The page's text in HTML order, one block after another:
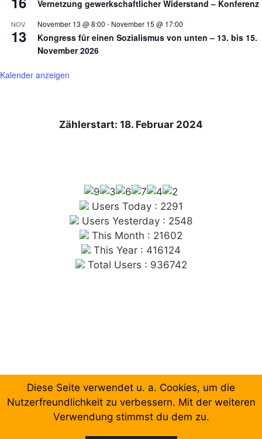
Vernetzung gewerkschaftlicher Widerstand – Konferenz
NOV.
13
November 13 @ 8:00 - November 15 @ 17:00
Kongress für einen Sozialismus von unten – 13. bis 15.
November 2026
Kalender anzeigen
Zählerstart: 18. Februar 2024
Users Today : 2291
Users Yesterday : 2548
This Month : 21602
This Year : 416124
Total Users : 936742
Chronologische Aufzählung der Beiträge
Facebook Email
Diese Seite verwendet u. a. Cookies, um die
Nutzerfreundlichkeit zu verbessern. Mit der weiteren
Verwendung stimmst du dem zu.